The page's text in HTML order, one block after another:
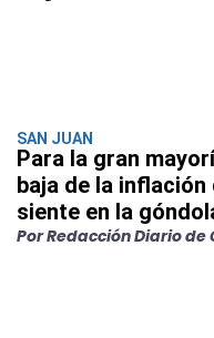
SAN JUAN
Para la gran
baja de la inflación
siente en la
Por Redacción Diario de